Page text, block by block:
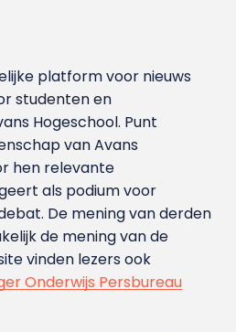
platform voor nieuws
studenten en
Hoge­school. Punt
van Avans
hen relevante
als podium voor
De mening van derden
de mening van de
vinden lezers ook
Onderwijs Persbureau